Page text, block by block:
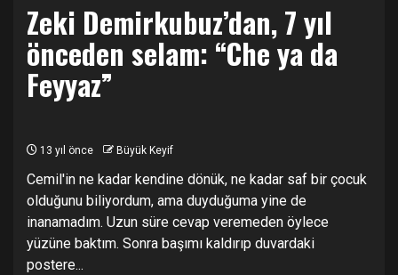
Zeki Demirkubuz’dan, 7 yıl
önceden selam: “Che ya da
Feyyaz”
13 yıl önce Büyük Keyif
Cemil'in ne kadar kendine dönük, ne kadar saf bir çocuk
olduğunu biliyordum, ama duyduğuma yine de
inanamadım. Uzun süre cevap veremeden öylece
yüzüne baktım. Sonra başımı kaldırıp duvardaki
postere...